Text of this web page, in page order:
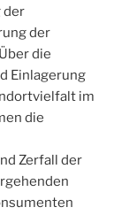
der
der
die
Einlagerung
im
die
Zerfall der